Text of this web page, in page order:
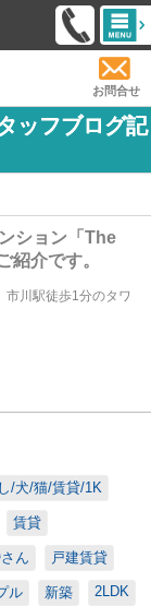
お問合せ
ッフブログ記
ション「The
介です。
市川駅徒歩1分のタワ
/犬/猫/賃貸/1K
賃貸
ん 戸建賃貸
ル 新築 2LDK